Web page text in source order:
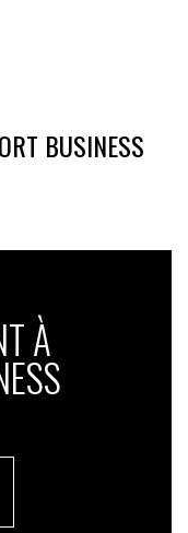
BUSINESS
À